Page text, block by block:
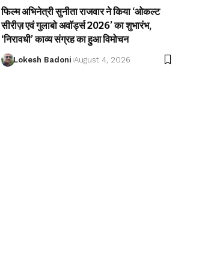
फिल्म अभिनेत्री सुनीता राजवार ने किया ‘ओकल्ट
सीरीज़ एवं गुलाबो अवॉर्ड्स 2026’ का शुभारंभ,
‘निरावधी’ काव्य संग्रह का हुआ विमोचन
Lokesh Badoni August 4, 2026